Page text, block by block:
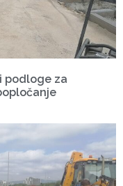
podloge za